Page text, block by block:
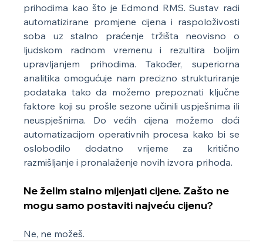
prihodima kao što je Edmond RMS. Sustav radi
automatizirane promjene cijena i raspoloživosti
soba uz stalno praćenje tržišta neovisno o
ljudskom radnom vremenu i rezultira boljim
upravljanjem prihodima. Također, superiorna
analitika omogućuje nam precizno strukturiranje
podataka tako da možemo prepoznati ključne
faktore koji su prošle sezone učinili uspješnima ili
neuspješnima. Do većih cijena možemo doći
automatizacijom operativnih procesa kako bi se
oslobodilo dodatno vrijeme za kritično
razmišljanje i pronalaženje novih izvora prihoda.
Ne želim stalno mijenjati cijene. Zašto ne
mogu samo postaviti najveću cijenu?
Ne, ne možeš.